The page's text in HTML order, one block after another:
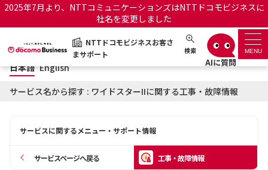
2025年7月より、NTTコミュニケーションズはNTTドコモビジネスに
社名を変更しました
NTTドコモビジネスお客さ
まサポート
検索 MENU
NTTドコモビジネスお客さまサポート 日本語 English
サポートトップ
日本語 English
サービス名から探す : ワイドスターIIに関する工事・故障情報
サービスに関するメニュー・サポート情報
サービスページへ戻る 工事・故障情報